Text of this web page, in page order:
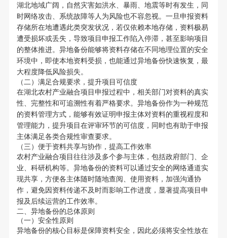
湖北地域广阔，自然灾害如洪水、暴雨、地震等时有发生，同
时网络攻击、系统故障等人为风险也不容忽视。一旦申报资料
存储所在地遭遇此类突发状况，若仅依赖本地存储，资料极易
遭受损坏或丢失，导致项目申报工作陷入停滞，甚至影响项目
的整体推进。异地备份能够将资料存储在不同地理位置的安全
环境中，即使本地资料受损，也能通过异地备份快速恢复，最
大程度降低风险损失。
（二）满足合规要求，提升项目可信度
在湖北农村产业融合项目申报过程中，相关部门对资料的真实
性、完整性和可追溯性有着严格要求。异地备份作为一种规范
的资料管理方式，能够有效证明申报主体对资料的重视程度和
管理能力，提升项目在评审环节的可信度，同时也有助于申报
主体满足各类合规性审查要求。
（三）便于资料共享与协作，提高工作效率
农村产业融合项目往往涉及多个参与主体，包括政府部门、企
业、科研机构等。异地备份的资料可以通过安全的网络通道实
现共享，方便各主体随时随地查阅、使用资料，加强沟通协
作，避免因资料传递不及时而影响工作进度，显著提高项目申
报及后续运营的工作效率。
二、异地备份的总体原则
（一）安全性原则
异地备份的核心目标是保障资料安全，因此必须将安全性放在